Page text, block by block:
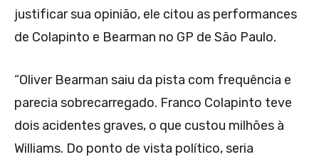
justificar sua opinião, ele citou as performances
de Colapinto e Bearman no GP de São Paulo.
“Oliver Bearman saiu da pista com frequência e
parecia sobrecarregado. Franco Colapinto teve
dois acidentes graves, o que custou milhões à
Williams. Do ponto de vista político, seria